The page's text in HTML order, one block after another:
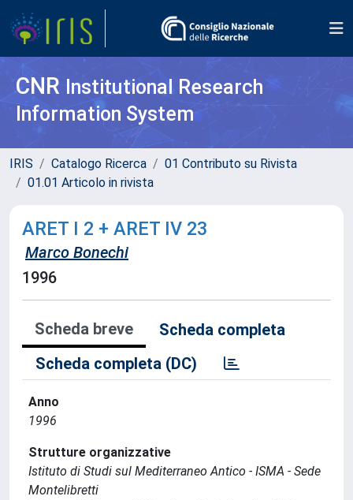
CNR Institutional Research
Information System
IRIS Catalogo Ricerca
01 Contributo su Rivista
01.01 Articolo in rivista
ARET I 2 + ARET IV 23
Marco Bonechi
1996
Scheda breve
Scheda completa
Scheda completa (DC)
Anno
1996
Strutture organizzative
Istituto di Studi sul Mediterraneo Antico - ISMA - Sede
Montelibretti